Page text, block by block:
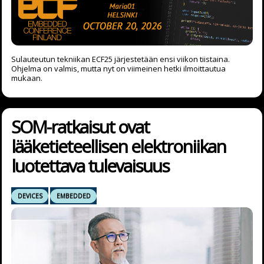
Sulauteutun tekniikan ECF25 järjestetään ensi viikon tiistaina.
Ohjelma on valmis, mutta nyt on viimeinen hetki ilmoittautua
mukaan.
SOM-ratkaisut ovat
lääketieteellisen elektroniikan
luotettava tulevaisuus
DEVICES EMBEDDED